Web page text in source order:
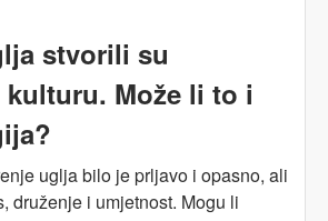
klime radi
stvorili su
Može li to i
uglja bilo je prljavo i opasno, ali
druženje i umjetnost. Mogu li